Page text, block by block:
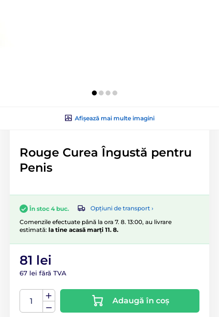
Afișează mai multe imagini
Rouge Curea Îngustă pentru
Penis
În stoc 4 buc.
Opțiuni de transport ›
Comenzile efectuate până la ora 7. 8. 13:00, au livrare
estimată: la tine acasă marți 11. 8.
81 lei
67 lei fără TVA
Adaugă în coș